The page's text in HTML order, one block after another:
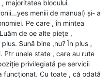
majoritatea blocului
meniii de manual) și- a
Pe care , în mintea
de oe alte piețe ,
Sună bine ,nu? În plus ,
Ptr unele state , care au rute
privilegiată pe servicii
funcționat. Cu toate , că odată